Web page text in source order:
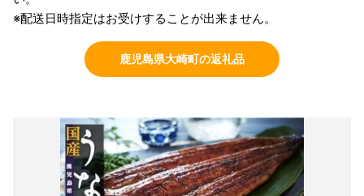
※配送日時指定はお受けすることが出来ません。
鹿児島県大崎町の返礼品